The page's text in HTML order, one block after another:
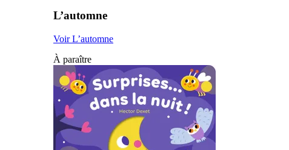
L’automne
Voir L’automne
À paraître